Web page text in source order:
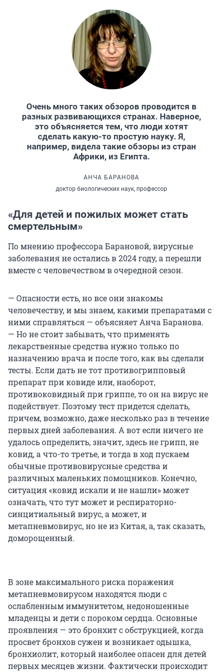
Очень много таких обзоров проводится в
разных развивающихся странах. Наверное,
это объясняется тем, что люди хотят
сделать какую-то простую науку. Я,
например, видела такие обзоры из стран
Африки, из Египта.
АНЧА БАРАНОВА
доктор биологических наук, профессор
«Для детей и пожилых может стать
смертельным»
По мнению профессора Барановой, вирусные
заболевания не остались в 2024 году, а перешли
вместе с человечеством в очередной сезон.
— Опасности есть, но все они знакомы
человечеству, и мы знаем, какими препаратами с
ними справляться — объясняет Анча Баранова.
— Но не стоит забывать, что применять
лекарственные средства нужно только по
назначению врача и после того, как вы сделали
тесты. Если дать не тот противогрипповый
препарат при ковиде или, наоборот,
противоковидный при гриппе, то он на вирус не
подействует. Поэтому тест придется сделать,
причем, возможно, даже несколько раз в течение
первых дней заболевания. А вот если ничего не
удалось определить, значит, здесь не грипп, не
ковид, а что-то третье, и тогда в ход пускаем
обычные противовирусные средства и
различных маленьких помощников. Конечно,
ситуация «ковид искали и не нашли» может
означать, что тут может и респираторно-
синцитиальный вирус, а может, и
метапневмовирус, но не из Китая, а, так сказать,
доморощенный.
В зоне максимального риска поражения
метапневмовирусом находятся люди с
ослабленным иммунитетом, недоношенные
младенцы и дети с пороком сердца. Основные
проявления — это бронхит с обструкцией, когда
просвет бронхов сужен и возникает одышка,
бронхиолит, который наиболее опасен для детей
первых месяцев жизни. Фактически происходит